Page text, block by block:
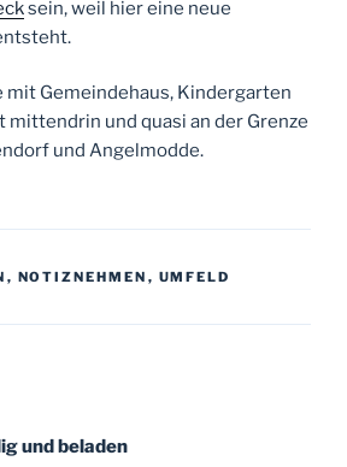
sein, weil hier eine neue
mit Gemeindehaus, Kindergarten
mittendrin und quasi an der Grenze
und Angelmodde.
, NOTIZNEHMEN , UMFELD
und beladen